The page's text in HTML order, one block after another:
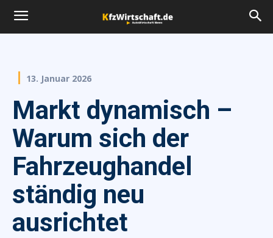
13. Januar 2026
Markt dynamisch –
Warum sich der
Fahrzeughandel
ständig neu
ausrichtet